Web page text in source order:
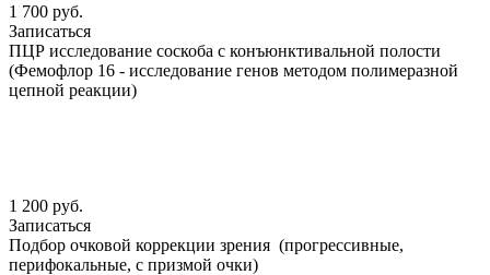
1 700 руб.
Записаться
ПЦР исследование соскоба с конъюнктивальной полости
(Фемофлор 16 - исследование генов методом полимеразной
цепной реакции)
1 200 руб.
Записаться
Подбор очковой коррекции зрения (прогрессивные,
перифокальные, с призмой очки)